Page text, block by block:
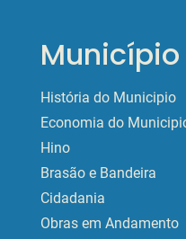
Município
História do Municipio
Economia do
Hino
Brasão e Bandeira
Cidadania
Obras em Andamento